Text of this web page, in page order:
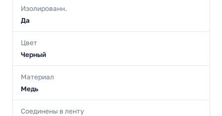
Изолированн.
Да
Цвет
Черный
Материал
Медь
Соединены в ленту